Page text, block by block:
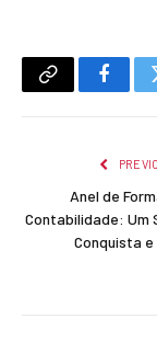
Copy
Anel de
Contabilidade: Um
Conquista